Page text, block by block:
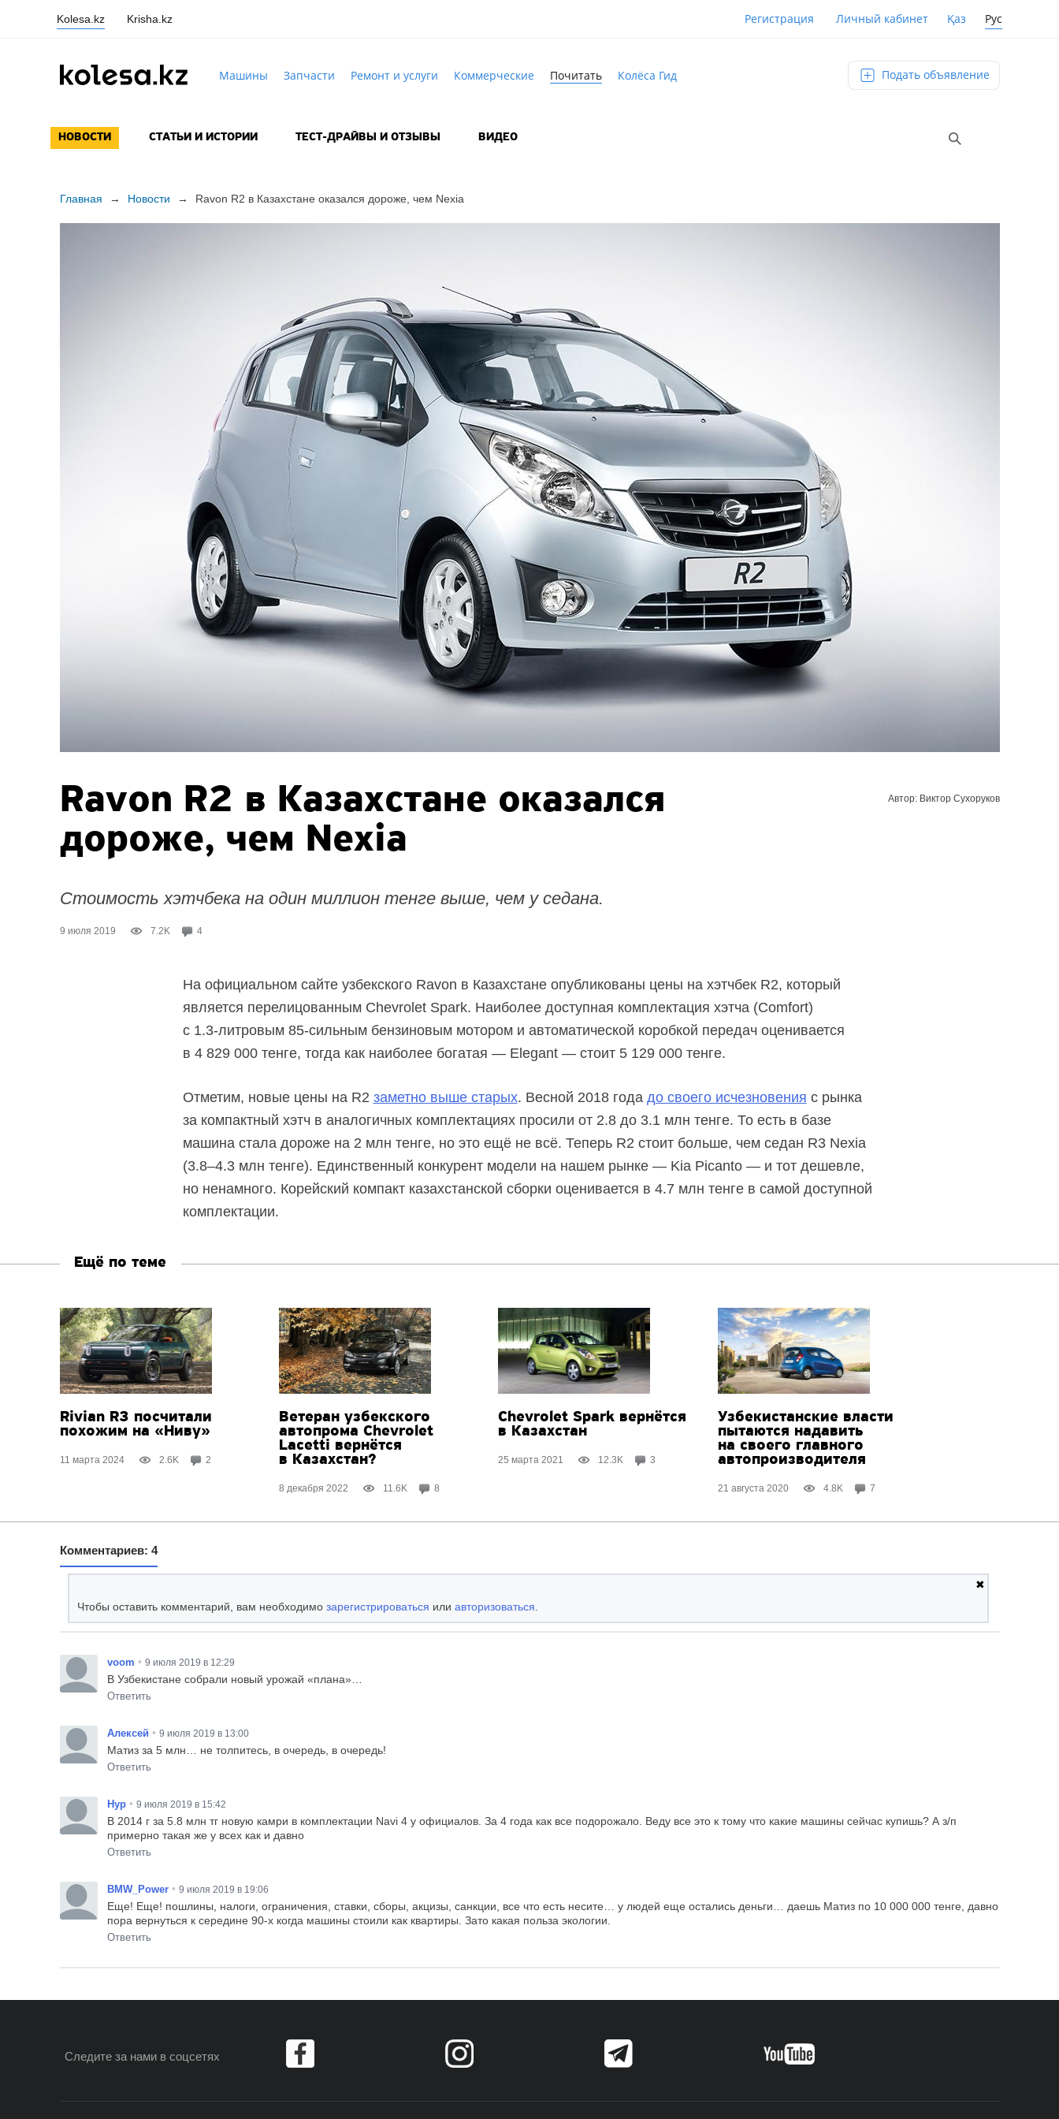
Kolesa.kz Krisha.kz Регистрация Личный кабинет Қаз Рус
Машины Запчасти Ремонт и услуги Коммерческие Почитать Колёса Гид Подать объявление
НОВОСТИ СТАТЬИ И ИСТОРИИ ТЕСТ-ДРАЙВЫ И ОТЗЫВЫ ВИДЕО
Главная → Новости → Ravon R2 в Казахстане оказался дороже, чем Nexia
Ravon R2 в Казахстане оказался
дороже, чем Nexia
Стоимость хэтчбека на один миллион тенге выше, чем у седана.
9 июля 2019 7.2K 4
Автор: Виктор Сухоруков
На официальном сайте узбекского Ravon в Казахстане опубликованы цены на хэтчбек R2, который
является перелицованным Chevrolet Spark. Наиболее доступная комплектация хэтча (Comfort)
с 1.3-литровым 85-сильнымбензиновым мотором и автоматической коробкой передач оценивается
в 4 829 000 тенге, тогда как наиболее богатая — Elegant — стоит 5 129 000 тенге.
Отметим, новые цены на R2 заметно выше старых. Весной 2018 года до своего исчезновения с рынка
за компактный хэтч в аналогичных комплектациях просили от 2.8 до 3.1 млн тенге. То есть в базе
машина стала дороже на 2 млн тенге, но это ещё не всё. Теперь R2 стоит больше, чем седан R3 Nexia
(3.8–4.3 млн тенге). Единственный конкурент модели на нашем рынке — Kia Picanto — и тот дешевле,
но ненамного. Корейский компакт казахстанской сборки оценивается в 4.7 млн тенге в самой доступной
комплектации.
Ещё по теме
Rivian R3 посчитали
похожим на «Ниву»
11 марта 2024 2.6K 2
Ветеран узбекского
автопрома Chevrolet
Lacetti вернётся
в Казахстан?
8 декабря 2022 11.6K 8
Chevrolet Spark вернётся
в Казахстан
25 марта 2021 12.3K 3
Узбекистанские власти
пытаются надавить
на своего главного
автопроизводителя
21 августа 2020 4.8K 7
Комментариев: 4
✖
Чтобы оставить комментарий, вам необходимо зарегистрироваться или авторизоваться.
voom • 9 июля 2019 в 12:29
В Узбекистане собрали новый урожай «плана»…
Ответить
Алексей • 9 июля 2019 в 13:00
Матиз за 5 млн… не толпитесь, в очередь, в очередь!
Ответить
Нур • 9 июля 2019 в 15:42
В 2014 г за 5.8 млн тг новую камри в комплектации Navi 4 у официалов. За 4 года как все подорожало. Веду все это к тому что какие машины сейчас купишь? А з/п
примерно такая же у всех как и давно
Ответить
BMW_Power • 9 июля 2019 в 19:06
Еще! Еще! пошлины, налоги, ограничения, ставки, сборы, акцизы, санкции, все что есть несите… у людей еще остались деньги… даешь Матиз по 10 000 000 тенге, давно
пора вернуться к середине 90-х когда машины стоили как квартиры. Зато какая польза экологии.
Ответить
Следите за намив соцсетях